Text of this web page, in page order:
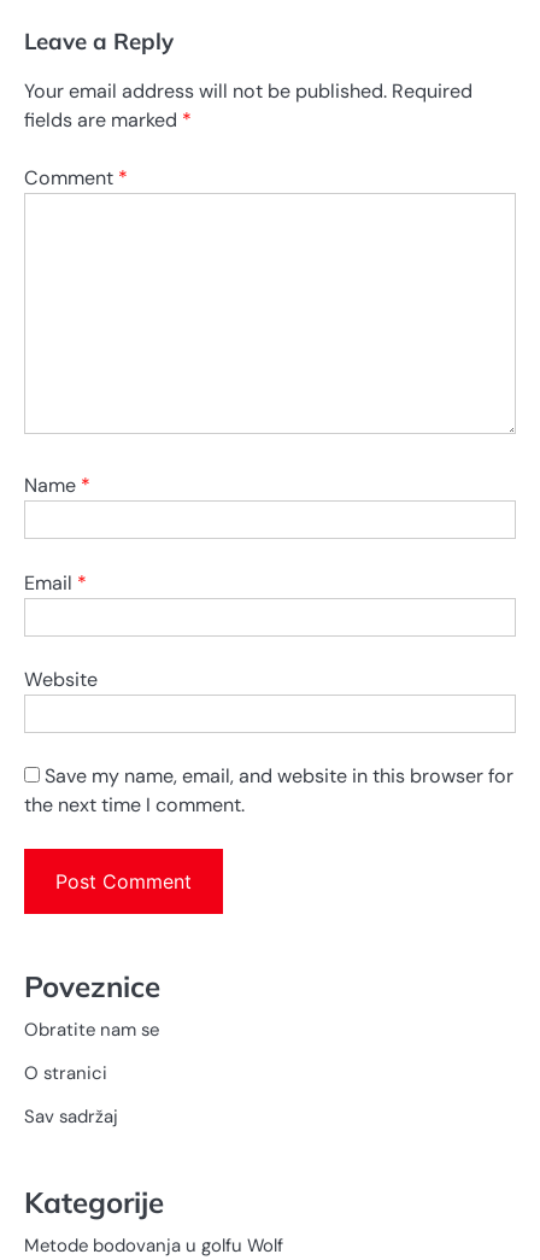
Leave a Reply
Your email address will not be published. Required
fields are marked *
Comment *
Name *
Email *
Website
Save my name, email, and website in this browser for
the next time I comment.
Poveznice
Obratite nam se
O stranici
Sav sadržaj
Kategorije
Metode bodovanja u golfu Wolf